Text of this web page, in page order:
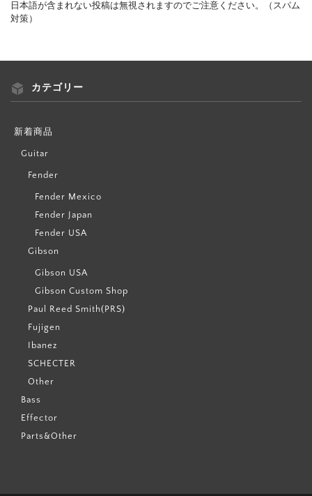
日本語が含まれない投稿は無視されますのでご注意ください。（スパム
対策）
カテゴリー
新着商品
Guitar
Fender
Fender Mexico
Fender Japan
Fender USA
Gibson
Gibson USA
Gibson Custom Shop
Paul Reed Smith(PRS)
Fujigen
Ibanez
SCHECTER
Other
Bass
Effector
Parts&Other